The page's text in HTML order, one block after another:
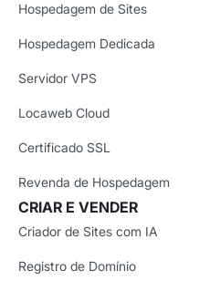
Hospedagem de Sites
Hospedagem Dedicada
Servidor VPS
Locaweb Cloud
Certificado SSL
Revenda de Hospedagem
CRIAR E VENDER
Criador de Sites com IA
Registro de Domínio